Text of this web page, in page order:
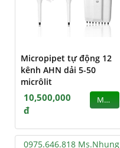
Micropipet tự động 12
kênh AHN dải 5-50
micrôlit
10,500,000
đ
MUA
0975.646.818 Ms.Nhung